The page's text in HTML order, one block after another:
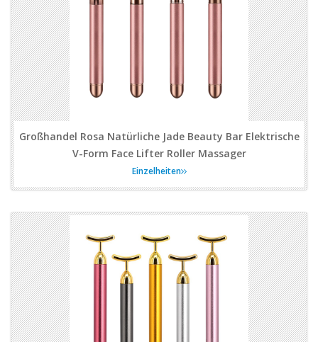
Großhandel Rosa Natürliche Jade Beauty Bar Elektrische
V-Form Face Lifter Roller Massager
Einzelheiten